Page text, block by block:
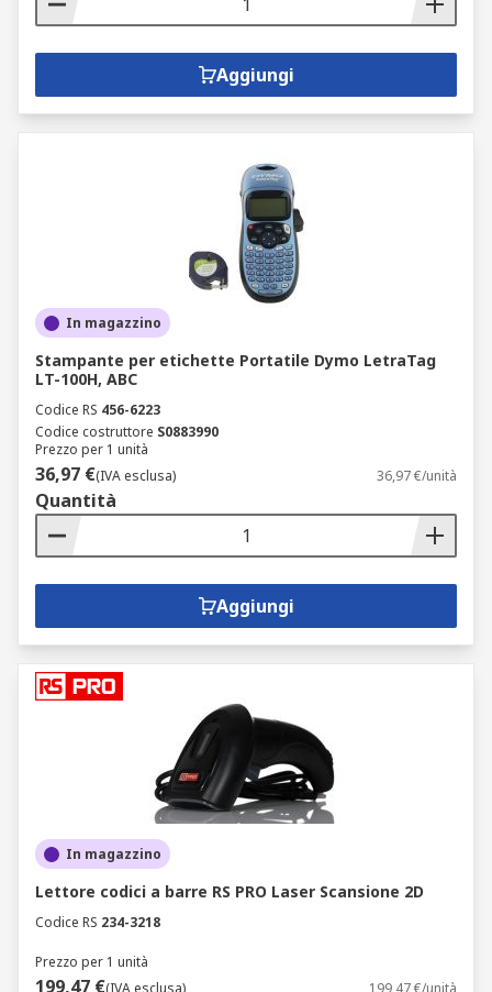
Aggiungi
In magazzino
Stampante per etichette Portatile Dymo LetraTag
LT-100H, ABC
Codice RS 456-6223
Codice costruttore S0883990
Prezzo per 1 unità
36,97 €(IVA esclusa) 36,97 €/unità
Quantità
Aggiungi
In magazzino
Lettore codici a barre RS PRO Laser Scansione 2D
Codice RS 234-3218
Prezzo per 1 unità
199,47 €(IVA esclusa) 199,47 €/unità